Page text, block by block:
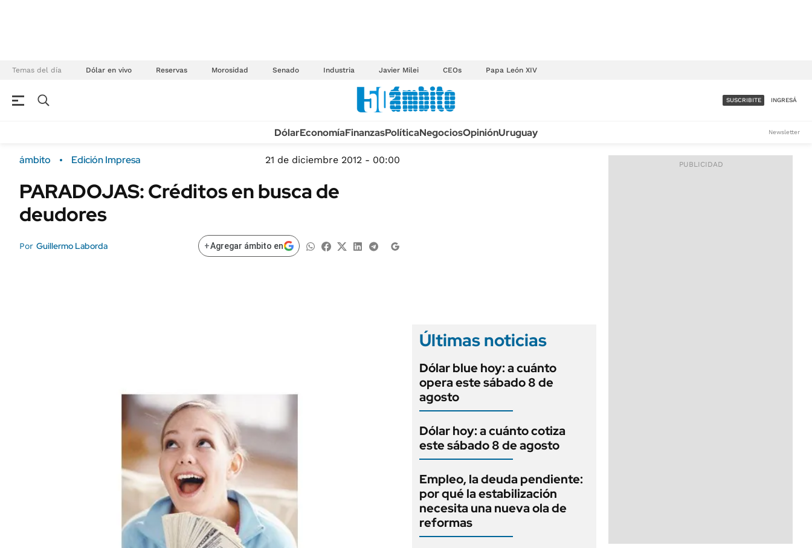
Temas del día Dólar en vivo Reservas Morosidad Senado Industria Javier Milei CEOs Papa León XIV
Campo
FINANZAS
Sustentabilidad
POLÍTICA
TECNOLOGÍA
MÉXICO
MUNDO
ACCESO FULL - $1.800/MES
SUSCRIBITE INGRESÁ
DólarEconomíaFinanzasPolíticaNegociosOpiniónUruguay Newsletter
ámbito Edición Impresa 21 de diciembre 2012 - 00:00
PARADOJAS: Créditos en busca de
deudores
Por Guillermo Laborda +Agregar ámbito en
Últimas noticias
Dólar blue hoy: a cuánto
opera este sábado 8 de
agosto
Dólar hoy: a cuánto cotiza
este sábado 8 de agosto
Empleo, la deuda pendiente:
por qué la estabilización
necesita una nueva ola de
reformas